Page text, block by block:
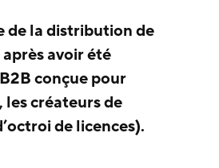
de la distribution de
avoir été
conçue pour
créateurs de
de licences).